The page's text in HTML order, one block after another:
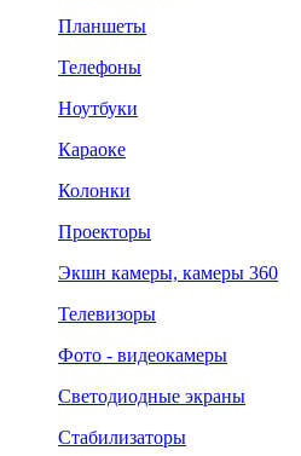
Планшеты
Телефоны
Ноутбуки
Караоке
Колонки
Проекторы
Экшн камеры, камеры 360
Телевизоры
Фото - видеокамеры
Светодиодные экраны
Стабилизаторы